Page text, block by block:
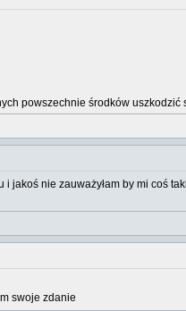
powszechnie środków uszkodzić
nie zauważyłam by mi coś
swoje zdanie